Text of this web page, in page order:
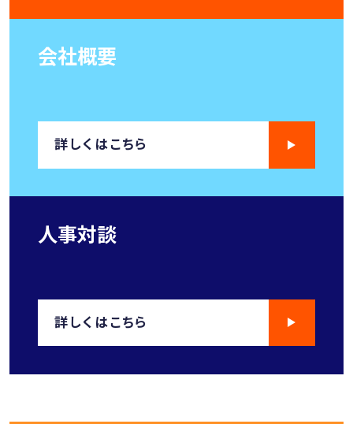
会社概要
詳しくはこちら
人事対談
詳しくはこちら